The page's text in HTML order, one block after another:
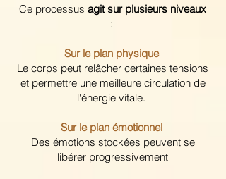
Ce processus agit sur plusieurs niveaux
:
Sur le plan physique
Le corps peut relâcher certaines tensions
et permettre une meilleure circulation de
l'énergie vitale.
Sur le plan émotionnel
Des émotions stockées peuvent se
libérer progressivement